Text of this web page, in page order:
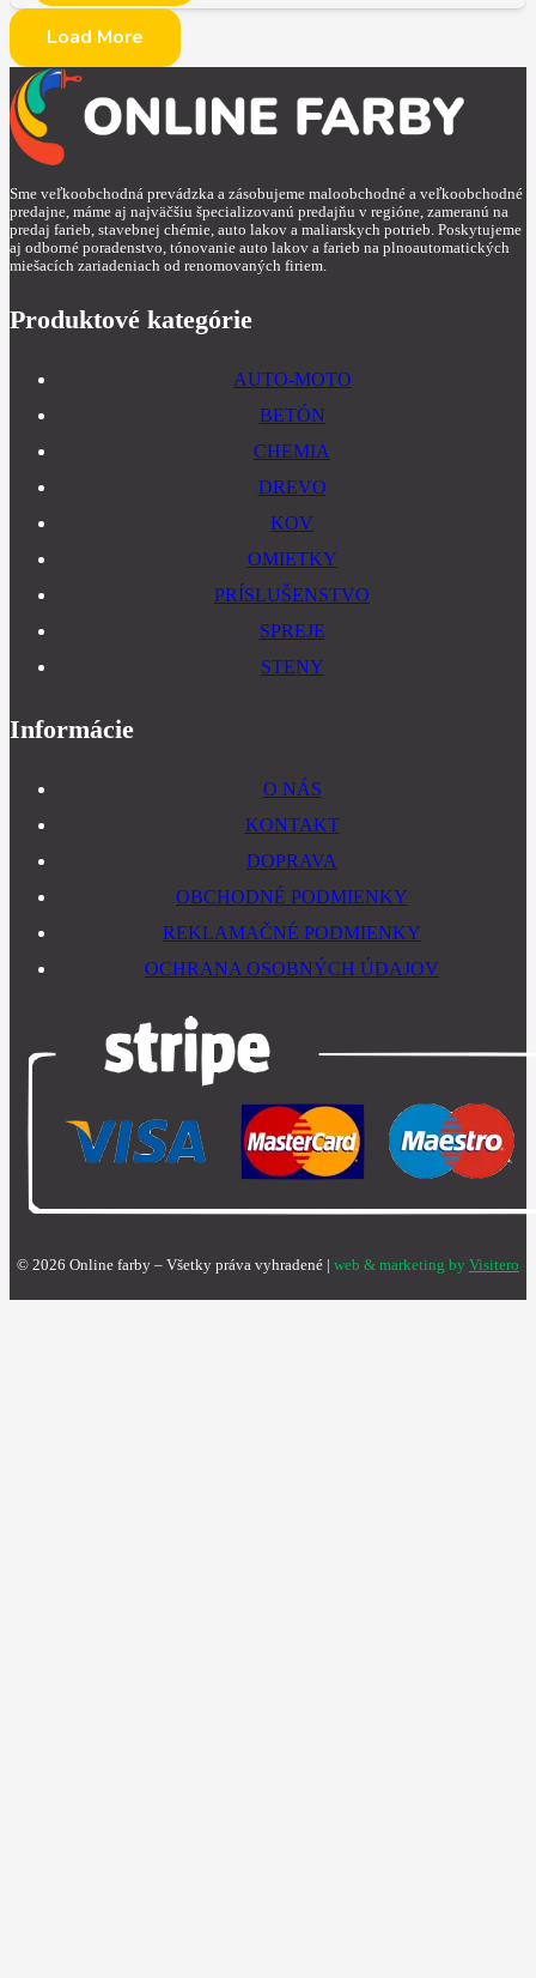
Load More
Sme veľkoobchodná prevádzka a zásobujeme maloobchodné a veľkoobchodné
predajne, máme aj najväčšiu špecializovanú predajňu v regióne, zameranú na
predaj farieb, stavebnej chémie, auto lakov a maliarskych potrieb. Poskytujeme
aj odborné poradenstvo, tónovanie auto lakov a farieb na plnoautomatických
miešacích zariadeniach od renomovaných firiem.
Produktové kategórie
AUTO-MOTO
BETÓN
CHEMIA
DREVO
KOV
OMIETKY
PRÍSLUŠENSTVO
SPREJE
STENY
Informácie
O NÁS
KONTAKT
DOPRAVA
OBCHODNÉ PODMIENKY
REKLAMAČNÉ PODMIENKY
OCHRANA OSOBNÝCH ÚDAJOV
© 2026 Online farby – Všetky práva vyhradené | web & marketing by Visitero